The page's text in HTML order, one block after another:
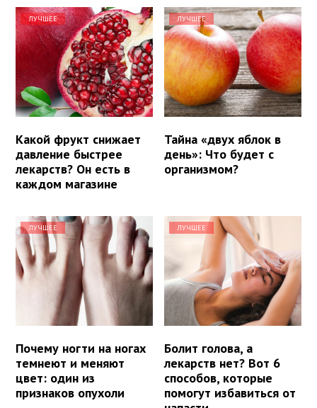
ЛУЧШЕЕ
Какой фрукт снижает
давление быстрее
лекарств? Он есть в
каждом магазине
ЛУЧШЕЕ
Тайна «двух яблок в
день»: Что будет с
организмом?
ЛУЧШЕЕ
Почему ногти на ногах
темнеют и меняют
цвет: один из
признаков опухоли
ЛУЧШЕЕ
Болит голова, а
лекарств нет? Вот 6
способов, которые
помогут избавиться от